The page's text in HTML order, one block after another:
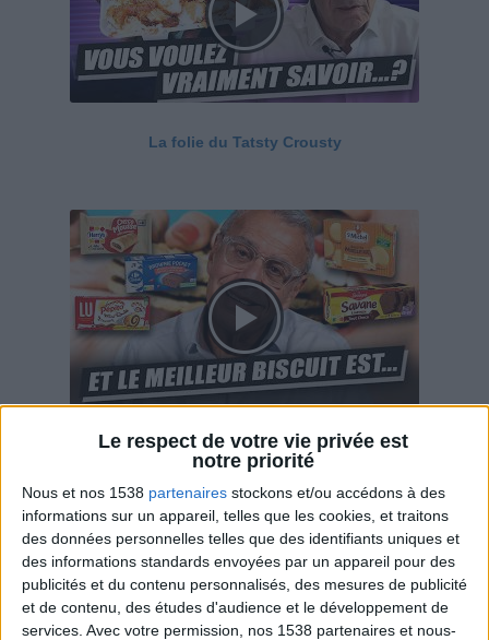
Le respect de votre vie privée est
notre priorité
Nous et nos 1538 partenaires stockons et/ou accédons à des
informations sur un appareil, telles que les cookies, et traitons
des données personnelles telles que des identifiants uniques et
des informations standards envoyées par un appareil pour des
publicités et du contenu personnalisés, des mesures de publicité
et de contenu, des études d'audience et le développement de
services. Avec votre permission, nos 1538 partenaires et nous-
La folie du Tatsty Crousty
Savane, LU, Pepito, Harrys... Que valent vraiment
ces gâteaux ?
Webinaires en direct Voir tout